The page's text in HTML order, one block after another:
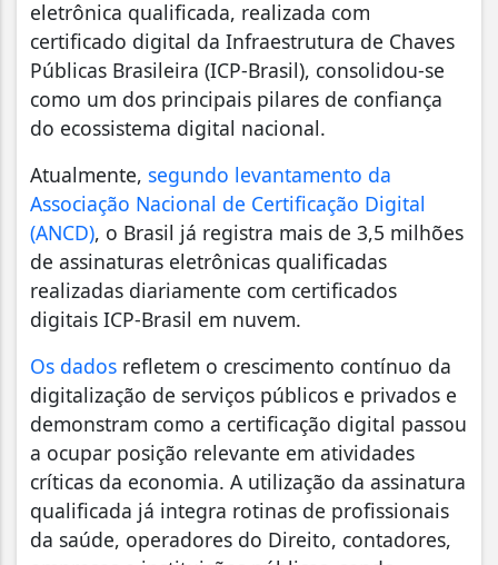
eletrônica qualificada, realizada com
certificado digital da Infraestrutura de Chaves
Públicas Brasileira (ICP-Brasil), consolidou-se
como um dos principais pilares de confiança
do ecossistema digital nacional.
Atualmente, segundo levantamento da
Associação Nacional de Certificação Digital
(ANCD), o Brasil já registra mais de 3,5 milhões
de assinaturas eletrônicas qualificadas
realizadas diariamente com certificados
digitais ICP-Brasil em nuvem.
Os dados refletem o crescimento contínuo da
digitalização de serviços públicos e privados e
demonstram como a certificação digital passou
a ocupar posição relevante em atividades
críticas da economia. A utilização da assinatura
qualificada já integra rotinas de profissionais
da saúde, operadores do Direito, contadores,